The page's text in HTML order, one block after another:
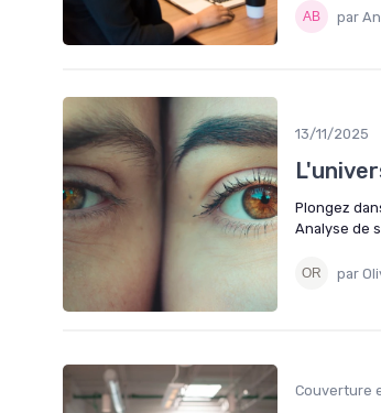
par
13/11/2025
Plongez
Analyse de
par
Couverture